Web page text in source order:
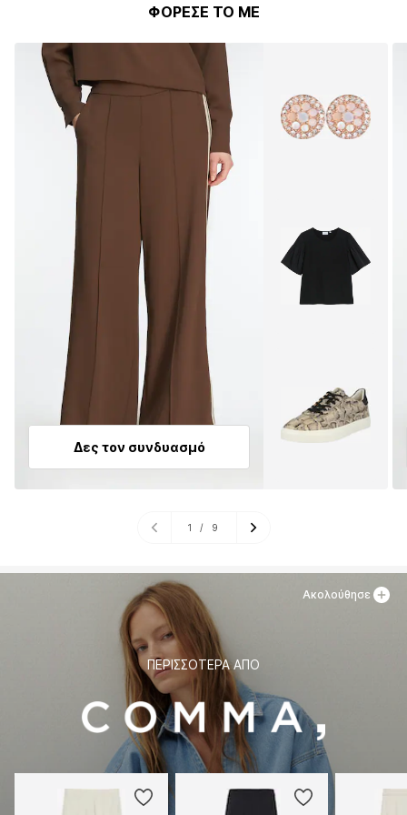
ΦΟΡΕΣΕ ΤΟ ΜΕ
Δες τον συνδυασμό
1 / 9
ΠΕΡΙΣΣΌΤΕΡΑ ΑΠΌ
Ακολούθησε